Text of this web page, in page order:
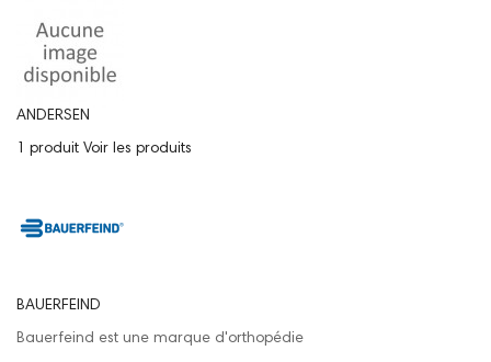
ANDERSEN
1 produit Voir les produits
BAUERFEIND
Bauerfeind est une marque d'orthopédie